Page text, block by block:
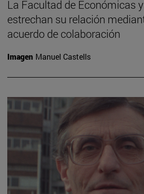
La Facultad de Económicas
estrechan su relación
acuerdo de colaboración
Imagen Manuel Castells